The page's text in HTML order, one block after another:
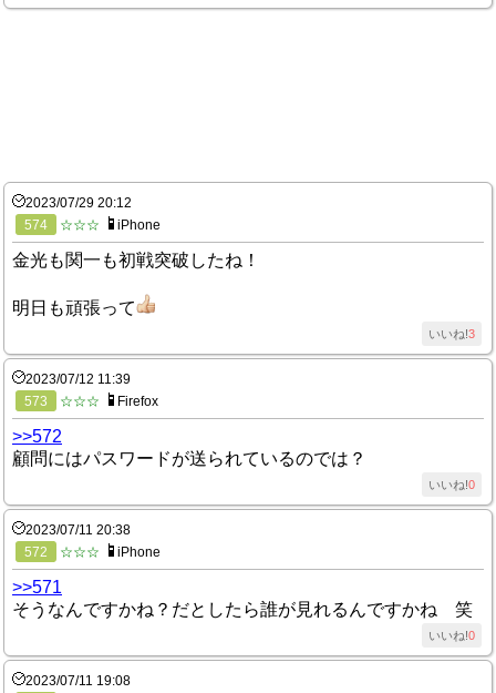
2023/07/29 20:12
574
☆☆☆ iPhone
金光も関一も初戦突破したね！
明日も頑張って
いいね!3
2023/07/12 11:39
573
☆☆☆ Firefox
>>572
顧問にはパスワードが送られているのでは？
いいね!0
2023/07/11 20:38
572
☆☆☆ iPhone
>>571
そうなんですかね？だとしたら誰が見れるんですかね 笑
いいね!0
2023/07/11 19:08